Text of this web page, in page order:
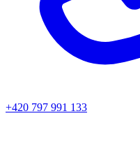
+420 797 991 133